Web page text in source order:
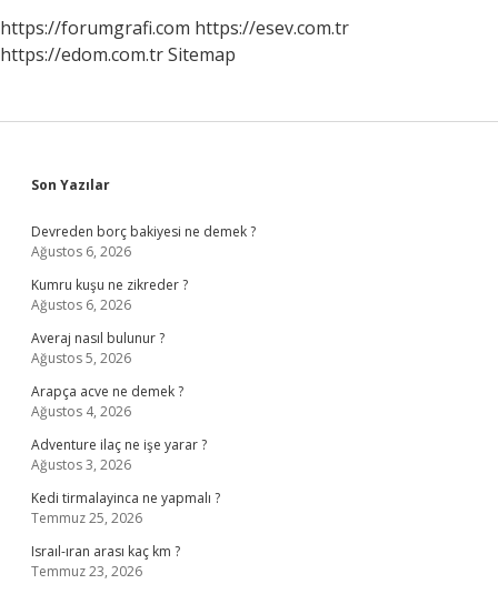
https://forumgrafi.com https://esev.com.tr
https://edom.com.trSitemap
Sidebar
Son Yazılar
Devreden borç bakiyesi ne demek ?
Ağustos 6, 2026
Kumru kuşu ne zikreder ?
Ağustos 6, 2026
Averaj nasıl bulunur ?
Ağustos 5, 2026
Arapça acve ne demek ?
Ağustos 4, 2026
Adventure ilaç ne işe yarar ?
Ağustos 3, 2026
Kedi tirmalayinca ne yapmalı ?
Temmuz 25, 2026
Israıl-ıran arası kaç km ?
Temmuz 23, 2026